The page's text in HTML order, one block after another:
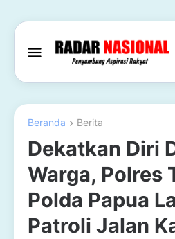
Beranda Berita
Dekatkan Diri
Warga, Polres
Polda Papua
Patroli Jalan